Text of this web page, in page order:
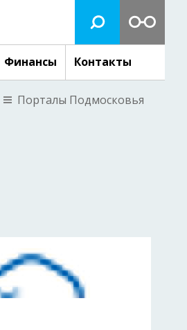
Финансы Контакты
Порталы Подмосковья